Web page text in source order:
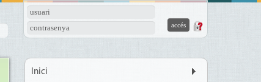
usuari
contrasenya
Inici